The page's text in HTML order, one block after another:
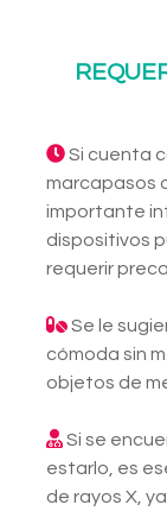
Si cuenta
marcapasos
importante
dispositivos
requerir
Se le
cómoda sin
objetos de
Si se
estarlo, es
de rayos X,